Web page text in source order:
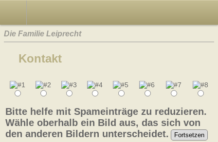
Die Familie Leiprecht
Kontakt
Bitte helfe mit Spameinträge zu reduzieren.
Wähle oberhalb ein Bild aus, das sich von
den anderen Bildern unterscheidet.